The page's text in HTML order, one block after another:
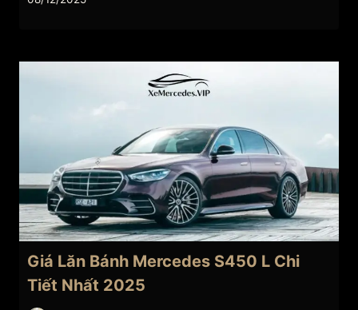
Giá Lăn Bánh Mercedes S450 L Chi
Tiết Nhất 2025